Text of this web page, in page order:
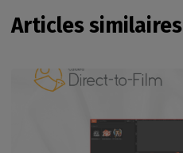
Articles similaires